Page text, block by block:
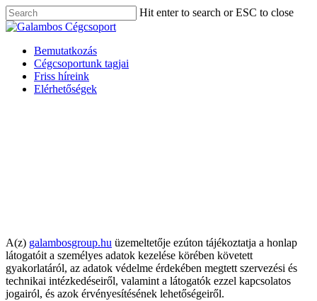
Skip
to
content
Hit enter to search or ESC to close
Close
Menu
Bemutatkozás
Cégcsoportunk tagjai
Friss híreink
Elérhetőségek
A(z) galambosgroup.hu üzemeltetője ezúton tájékoztatja a honlap
látogatóit a személyes adatok kezelése körében követett
gyakorlatáról, az adatok védelme érdekében megtett szervezési és
technikai intézkedéseiről, valamint a látogatók ezzel kapcsolatos
jogairól, és azok érvényesítésének lehetőségeiről.